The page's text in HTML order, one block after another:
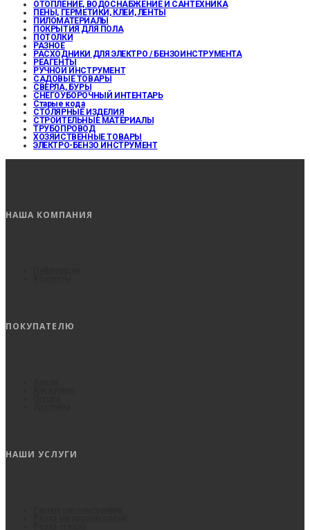
ОТОПЛЕНИЕ, ВОДОСНАБЖЕНИЕ И САНТЕХНИКА
ПЕНЫ, ГЕРМЕТИКИ, КЛЕИ, ЛЕНТЫ
ПИЛОМАТЕРИАЛЫ
ПОКРЫТИЯ ДЛЯ ПОЛА
ПОТОЛКИ
РАЗНОЕ
РАСХОДНИКИ ДЛЯ ЭЛЕКТРО / БЕНЗОИНСТРУМЕНТА
РЕАГЕНТЫ
РУЧНОЙ ИНСТРУМЕНТ
САДОВЫЕ ТОВАРЫ
СВЕРЛА, БУРЫ
СНЕГОУБОРОЧНЫЙ ИНТЕНТАРЬ
Старые кода
СТОЛЯРНЫЕ ИЗДЕЛИЯ
СТРОИТЕЛЬНЫЕ МАТЕРИАЛЫ
ТРУБОПРОВОД
ХОЗЯЙСТВЕННЫЕ ТОВАРЫ
ЭЛЕКТРО-БЕНЗО ИНСТРУМЕНТ
НАША КОМПАНИЯ
ПОКУПАТЕЛЮ
НАШИ УСЛУГИ